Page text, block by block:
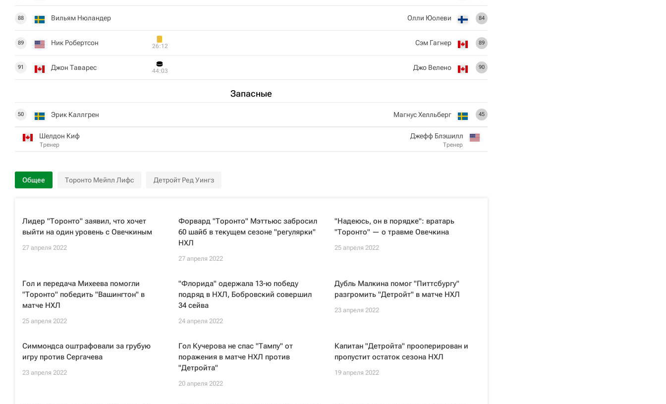
88 Вильям Нюландер
89 Ник Робертсон 26:12
91 Джон Таварес 44:03
Запасные
50 Эрик Каллгрен
Шелдон Киф
Тренер
84
Олли Юолеви
89
Сэм Гагнер
90
Джо Велено
45
Магнус Хелльберг
Джефф Блэшилл
Тренер
Общее Торонто Мейпл Лифс Детройт Ред Уингз
Лидер "Торонто" заявил, что хочет
выйти на один уровень с Овечкиным
27 апреля 2022
Форвард "Торонто" Мэттьюс забросил
60 шайб в текущем сезоне "регулярки"
НХЛ
27 апреля 2022
"Надеюсь, он в порядке": вратарь
"Торонто" — о травме Овечкина
25 апреля 2022
Гол и передача Михеева помогли
"Торонто" победить "Вашингтон" в
матче НХЛ
25 апреля 2022
"Флорида" одержала 13-ю победу
подряд в НХЛ, Бобровский совершил
34 сейва
24 апреля 2022
Дубль Малкина помог "Питтсбургу"
разгромить "Детройт" в матче НХЛ
23 апреля 2022
Симмондса оштрафовали за грубую
игру против Сергачева
23 апреля 2022
Гол Кучерова не спас "Тампу" от
поражения в матче НХЛ против
"Детройта"
20 апреля 2022
Капитан "Детройта" прооперирован и
пропустит остаток сезона НХЛ
19 апреля 2022